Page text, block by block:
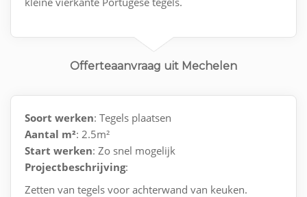
Offerteaanvraag uit Mechelen
Soort werken: Tegels plaatsen
Aantal m²: 2.5m²
Start werken: Zo snel mogelijk
Projectbeschrijving:
Zetten van tegels voor achterwand van keuken.